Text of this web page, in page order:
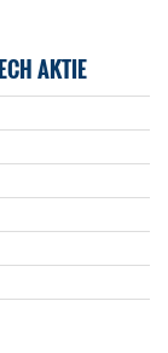
AKTIE